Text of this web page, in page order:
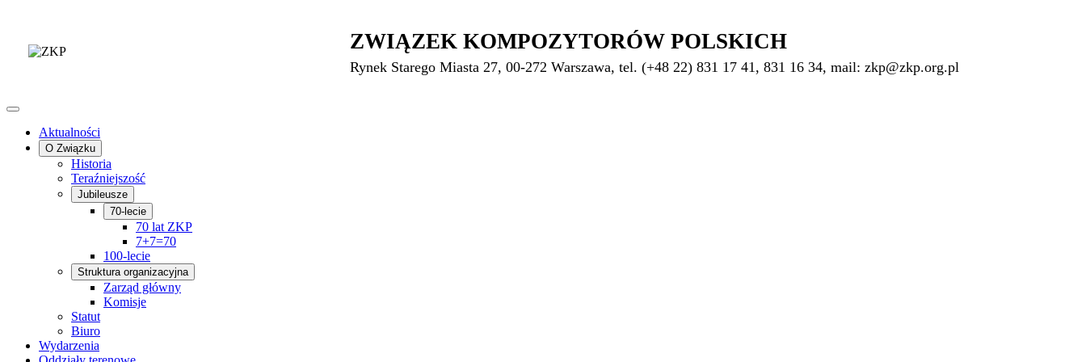
ZWIĄZEK KOMPOZYTORÓW POLSKICH
Rynek Starego Miasta 27, 00-272 Warszawa, tel. (+48 22) 831 17 41, 831 16 34, mail: zkp@zkp.org.pl
Aktualności
O Związku
Historia
Teraźniejszość
Jubileusze
70-lecie
70 lat ZKP
7+7=70
100-lecie
Struktura organizacyjna
Zarząd główny
Komisje
Statut
Biuro
Wydarzenia